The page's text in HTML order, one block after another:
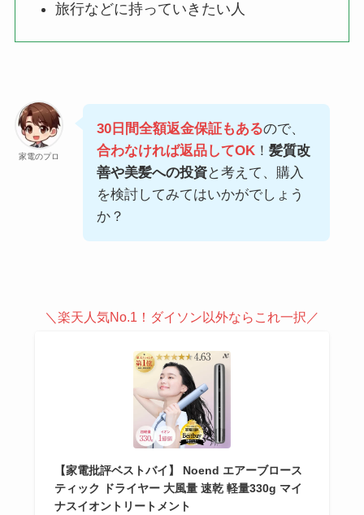
旅行などに持っていきたい人
家電のプロ
30日間全額返金保証もあるので、
合わなければ返品してOK！ 髪質改
善や美髪への投資と考えて、購入
を検討してみてはいかがでしょう
か？
＼楽天人気No.1！ダイソン以外ならこれ一択／
【家電批評ベストバイ】 Noend エアーブロース
ティック ドライヤー 大風量 速乾 軽量330g マイ
ナスイオントリートメント